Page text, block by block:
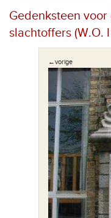
Gedenksteen
slachtoffers (W.O.
←vorige